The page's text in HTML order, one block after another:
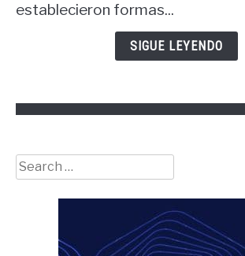
las
establecieron formas...
SIGUE LEYENDO
Search
for: